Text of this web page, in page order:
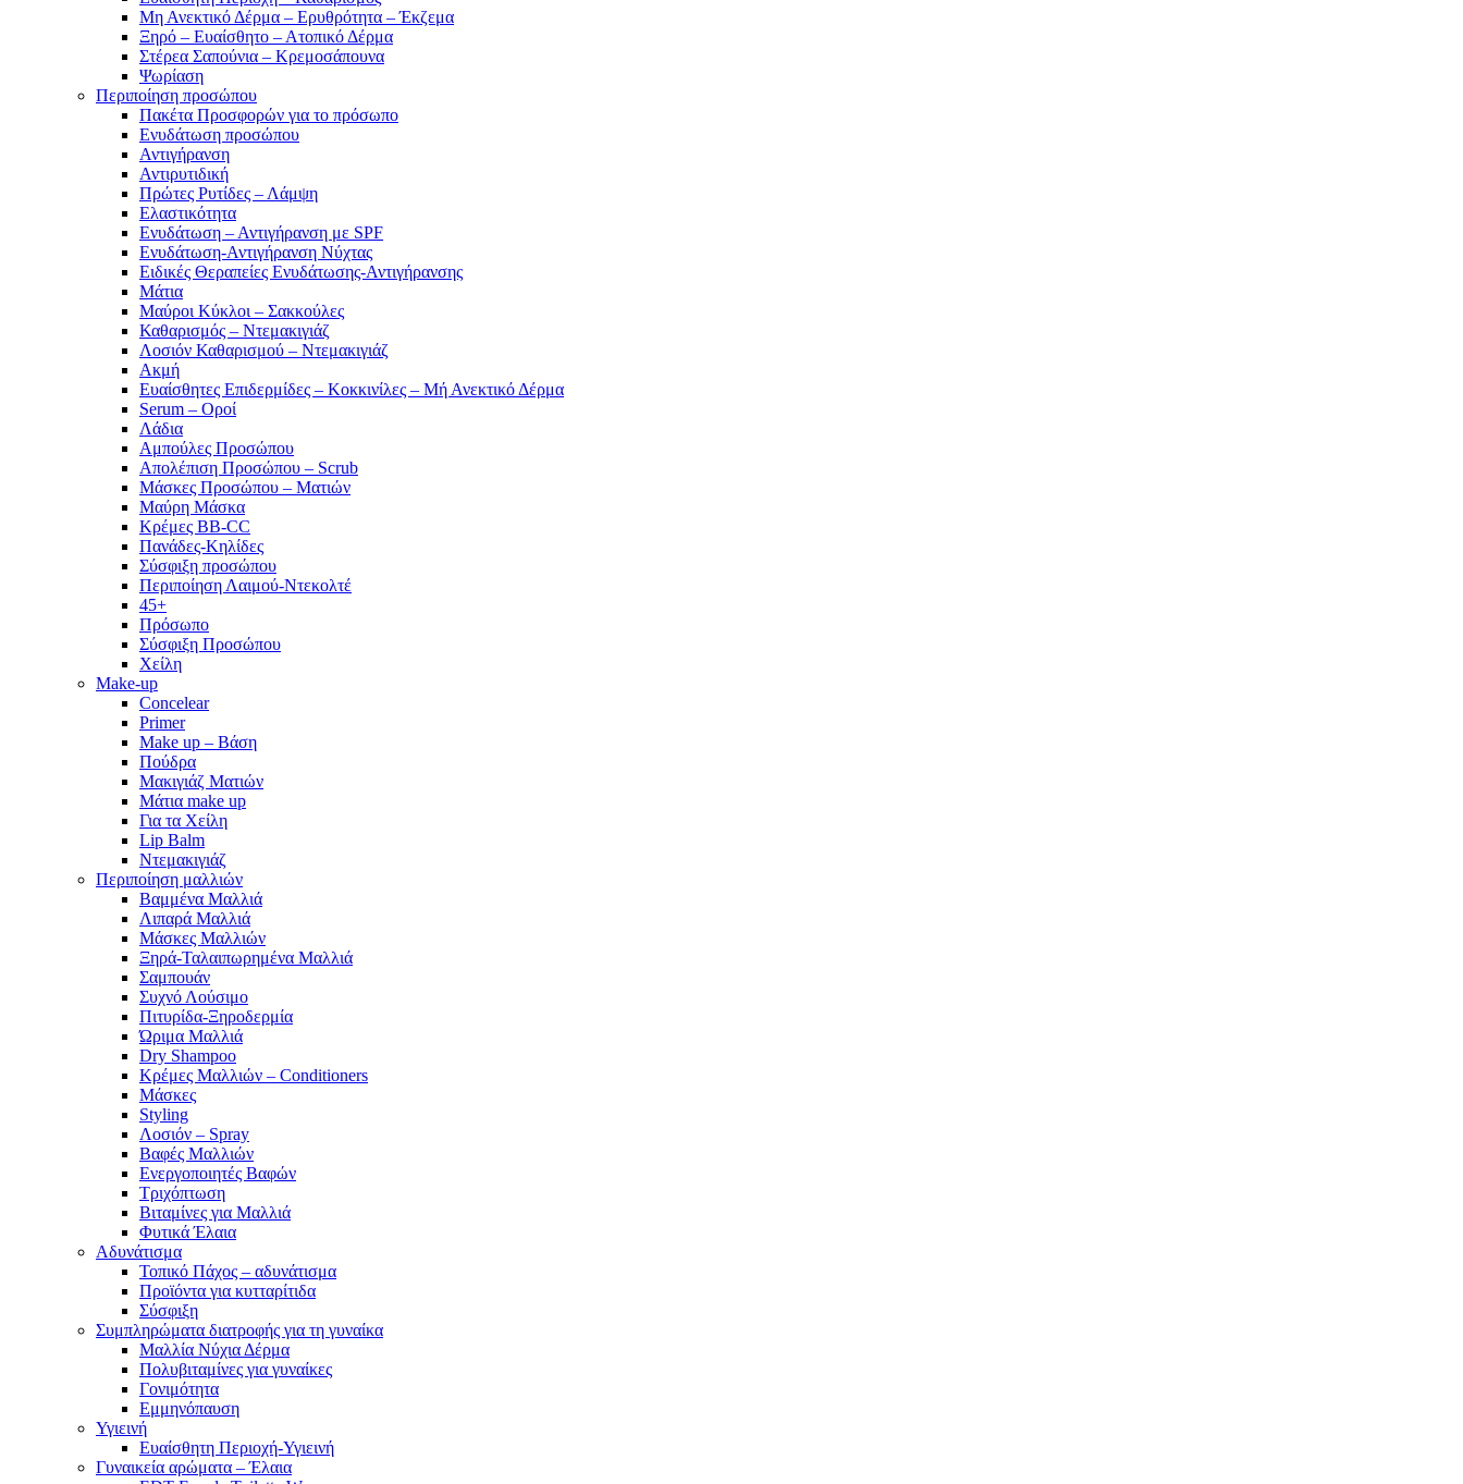
Μη Ανεκτικό Δέρμα – Ερυθρότητα – Έκζεμα
Ξηρό – Ευαίσθητο – Ατοπικό Δέρμα
Στέρεα Σαπούνια – Κρεμοσάπουνα
Ψωρίαση
Περιποίηση προσώπου
Πακέτα Προσφορών για το πρόσωπο
Ενυδάτωση προσώπου
Αντιγήρανση
Αντιρυτιδική
Πρώτες Ρυτίδες – Λάμψη
Ελαστικότητα
Ενυδάτωση – Αντιγήρανση με SPF
Ενυδάτωση-Αντιγήρανση Νύχτας
Ειδικές Θεραπείες Ενυδάτωσης-Αντιγήρανσης
Μάτια
Μαύροι Κύκλοι – Σακκούλες
Καθαρισμός – Ντεμακιγιάζ
Λοσιόν Καθαρισμού – Ντεμακιγιάζ
Ακμή
Ευαίσθητες Επιδερμίδες – Κοκκινίλες – Μή Ανεκτικό Δέρμα
Serum – Οροί
Λάδια
Αμπούλες Προσώπου
Απολέπιση Προσώπου – Scrub
Μάσκες Προσώπου – Ματιών
Μαύρη Μάσκα
Κρέμες BB-CC
Πανάδες-Κηλίδες
Σύσφιξη προσώπου
Περιποίηση Λαιμού-Ντεκολτέ
45+
Πρόσωπο
Σύσφιξη Προσώπου
Χείλη
Make-up
Concelear
Primer
Make up – Βάση
Πούδρα
Μακιγιάζ Ματιών
Μάτια make up
Για τα Χείλη
Lip Balm
Ντεμακιγιάζ
Περιποίηση μαλλιών
Βαμμένα Μαλλιά
Λιπαρά Μαλλιά
Μάσκες Μαλλιών
Ξηρά-Ταλαιπωρημένα Μαλλιά
Σαμπουάν
Συχνό Λούσιμο
Πιτυρίδα-Ξηροδερμία
Ώριμα Μαλλιά
Dry Shampoo
Κρέμες Μαλλιών – Conditioners
Μάσκες
Styling
Λοσιόν – Spray
Βαφές Μαλλιών
Ενεργοποιητές Βαφών
Τριχόπτωση
Βιταμίνες για Μαλλιά
Φυτικά Έλαια
Αδυνάτισμα
Τοπικό Πάχος – αδυνάτισμα
Προϊόντα για κυτταρίτιδα
Σύσφιξη
Συμπληρώματα διατροφής για τη γυναίκα
Μαλλία Νύχια Δέρμα
Πολυβιταμίνες για γυναίκες
Γονιμότητα
Εμμηνόπαυση
Υγιεινή
Ευαίσθητη Περιοχή-Υγιεινή
Γυναικεία αρώματα – Έλαια